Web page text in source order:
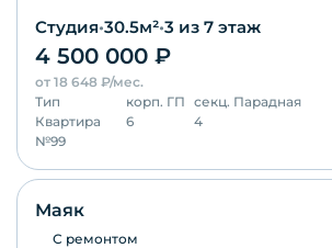
Студия•30.5м²•3 из 7 этаж
4 500 000 ₽
от 18 648 ₽/мес.
Тип
Квартира
корп. ГП
6
секц. Парадная
4
№99
Маяк
С ремонтом